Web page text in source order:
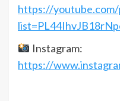
https://youtube.com/
Instagram:
https://